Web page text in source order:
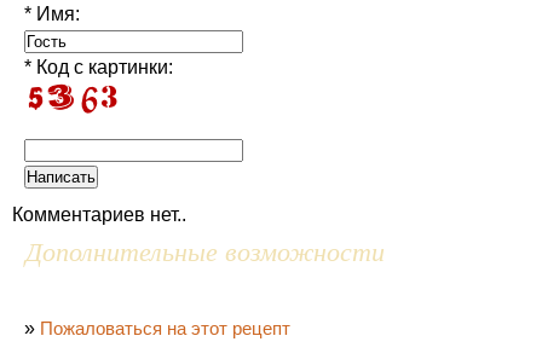
* Имя:
* Код с картинки:
Комментариев нет..
Дополнительные возможности
» Пожаловаться на этот рецепт